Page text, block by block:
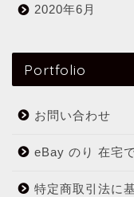
2020年6月
Portfolio
お問い合わせ
eBay のり 在宅
特定商取引法に